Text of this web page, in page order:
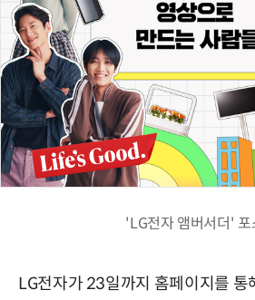
'LG전자 앰버서더' 포
LG전자가 23일까지 홈페이지를 통